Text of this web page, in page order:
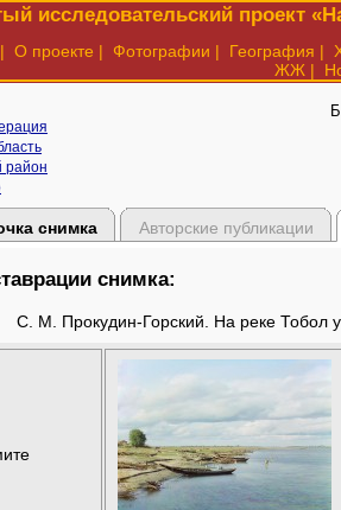
исследовательский проект
| О проекте | Фотографии | География |
ЖЖ |
район
снимка Авторские публикации
снимка:
С. М. Прокудин-Горский. На реке Тобол